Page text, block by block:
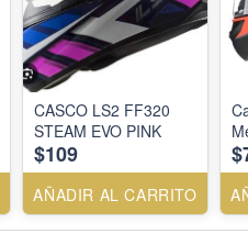
CASCO LS2 FF320
STEAM EVO PINK
$109
AÑADIR AL CARRITO